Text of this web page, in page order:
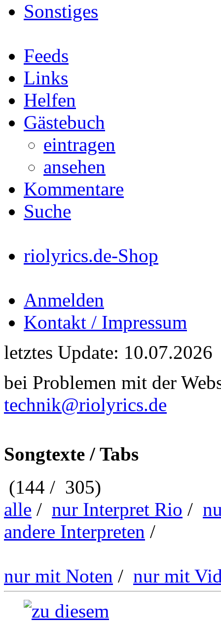
Sonstiges
Feeds
Links
Helfen
Gästebuch
eintragen
ansehen
Kommentare
Suche
riolyrics.de-Shop
Anmelden
Kontakt / Impressum
letztes Update: 10.07.2026
bei Problemen mit der
technik@riolyrics.de
Songtexte / Tabs
(144 / 305)
alle / nur Interpret Rio /
andere Interpreten /
nur mit Noten / nur mit